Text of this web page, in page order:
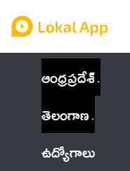
ఆంధ్రప్రదేశ్
తెలంగాణ
ఉద్యోగాలు